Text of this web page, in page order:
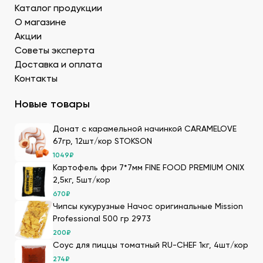
расфасовке. Используются для создания
вкусового оттенка и декорирования.
Уксус рисовый. Заказать этот продукт для суши
оптом в Донецке можно в бутылках и
кубитейнерах.
Соевый соус. Приготовленный по классическому
приобрести оптовой партией в нашей компании.
Преимущества заказа в Сушиман
Чтобы купить продукты для суши в ДНР от
производителя, закажите их на сайте нашей компании.
Мы имеем 20-летний опыт в этой сфере, поэтому
гарантируем нашим клиентам следующие
преимущества:
Большой выбор товаров для суши высокого
качества, которые мы получаем по прямым
поставкам. Мы дорожим репутацией и заботимся о
клиентах, поэтому тщательно отбираем
Каталог продукции
О магазине
Акции
Советы эксперта
Доставка и оплата
Контакты
Новые товары
Донат с карамельной начинкой CARAMELOVE
67гр, 12шт/кор STOKSON
1049₽
Картофель фри 7*7мм FINE FOOD PREMIUM ONIX
2,5кг, 5шт/кор
670₽
Чипсы кукурузные Начос оригинальные Mission
Professional 500 гр 2973
200₽
Соус для пиццы томатный RU-CHEF 1кг, 4шт/кор
274₽